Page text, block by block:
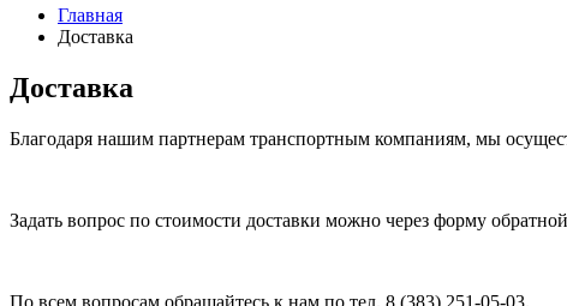
Главная
Доставка
Доставка
Благодаря нашим партнерам транспортным компаниям, мы
Задать вопрос по стоимости доставки можно через форму обратной
По всем вопросам обращайтесь к нам по тел. 8 (383) 251-05-03.